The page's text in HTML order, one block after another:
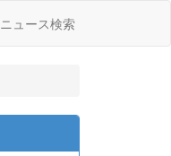
ニュース検索